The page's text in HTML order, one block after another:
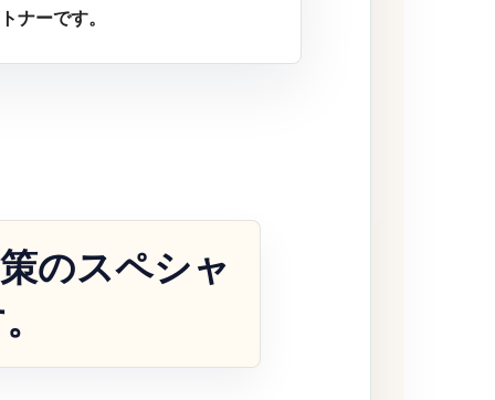
ナーです。
のスペシャ